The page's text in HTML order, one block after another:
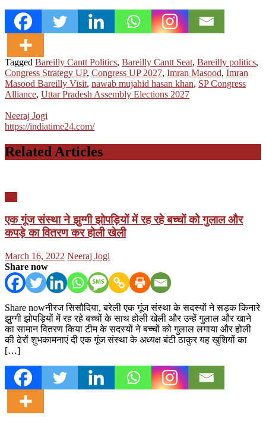
Tagged Bareilly Cantt Politics, Bareilly Cantt Seat, Bareilly politics,
Congress Strategy UP, Congress UP 2027, Imran Masood, Imran
Masood Bareilly Visit, nawab mujahid hasan khan, SP Congress
Alliance, Uttar Pradesh Assembly Elections 2027
Neeraj Jogi
https://indiatime24.com/
Related Articles
एक गूंज संस्था ने झुग्गी झोपड़ियों में रह रहे बच्चों को गुलाल और
कपड़े का वितरण कर होली खेली
Posted
on
March 16, 2022 Author
Neeraj Jogi
Share now
Share nowनीरज सिसौदिया, बरेली एक गूंज संस्था के सदस्यों ने सड़क किनारे
झुग्गी झोपड़ियों में रह रहे बच्चों के साथ होली खेली और उन्हें गुलाल और खाने
का सामान वितरण किया टीम के सदस्यों ने बच्चों को गुलाल लगाया और होली
की ढेरों शुभकामनाएं दी एक गूंज संस्था के अध्यक्ष बंटी ठाकुर यह खुशियों का
[…]